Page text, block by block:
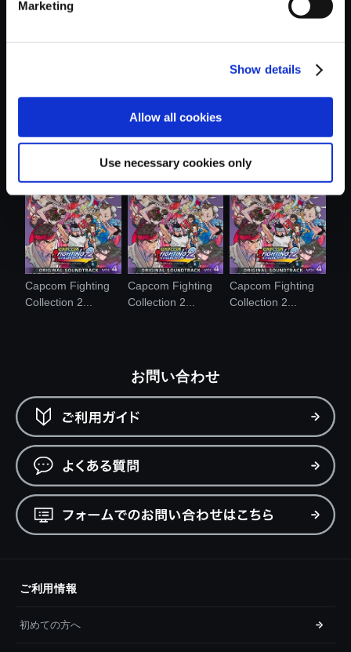
Marketing
Show details
Allow all cookies
Use necessary cookies only
おすすめ商品
Capcom Fighting
Collection 2...
Capcom Fighting
Collection 2...
Capcom Fighting
Collection 2...
お問い合わせ
ご利用情報
初めての方へ